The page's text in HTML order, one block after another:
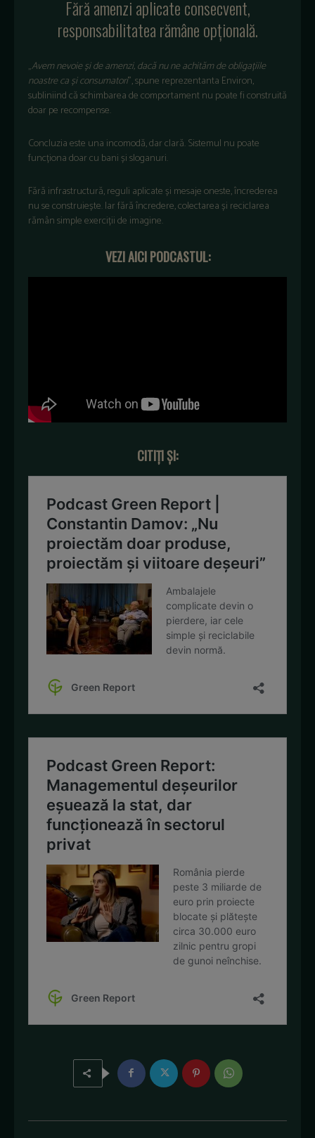
Fără amenzi aplicate consecvent,
responsabilitatea rămâne opțională.
„Avem nevoie și de amenzi, dacă nu ne achităm de obligațiile
noastre ca și consumatori”, spune reprezentanta Environ,
subliniind că schimbarea de comportament nu poate fi construită
doar pe recompense.
Concluzia este una incomodă, dar clară. Sistemul nu poate
funcționa doar cu bani și sloganuri.
Fără infrastructură, reguli aplicate și mesaje oneste, încrederea
nu se construiește. Iar fără încredere, colectarea și reciclarea
rămân simple exerciții de imagine.
VEZI AICI PODCASTUL:
CITIȚI ȘI: